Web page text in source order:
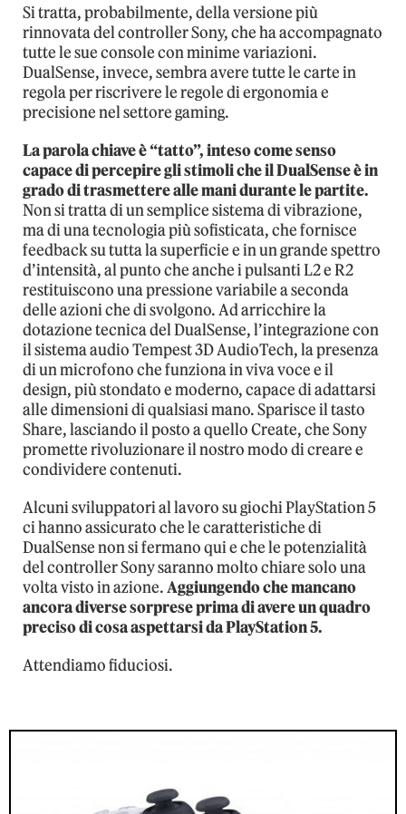
Si tratta, probabilmente, della versione più
rinnovata del controller Sony, che ha accompagnato
tutte le sue console con minime variazioni.
DualSense, invece, sembra avere tutte le carte in
regola per riscrivere le regole di ergonomia e
precisione nel settore gaming.
La parola chiave è “tatto”, inteso come senso
capace di percepire gli stimoli che il DualSense è in
grado di trasmettere alle mani durante le partite.
Non si tratta di un semplice sistema di vibrazione,
ma di una tecnologia più sofisticata, che fornisce
feedback su tutta la superficie e in un grande spettro
d’intensità, al punto che anche i pulsanti L2 e R2
restituiscono una pressione variabile a seconda
delle azioni che di svolgono. Ad arricchire la
dotazione tecnica del DualSense, l’integrazione con
il sistema audio Tempest 3D AudioTech, la presenza
di un microfono che funziona in viva voce e il
design, più stondato e moderno, capace di adattarsi
alle dimensioni di qualsiasi mano. Sparisce il tasto
Share, lasciando il posto a quello Create, che Sony
promette rivoluzionare il nostro modo di creare e
condividere contenuti.
Alcuni sviluppatori al lavoro su giochi PlayStation 5
ci hanno assicurato che le caratteristiche di
DualSense non si fermano qui e che le potenzialità
del controller Sony saranno molto chiare solo una
volta visto in azione.Aggiungendo che mancano
ancora diverse sorprese prima di avere un quadro
preciso di cosa aspettarsi da PlayStation 5.
Attendiamo fiduciosi.